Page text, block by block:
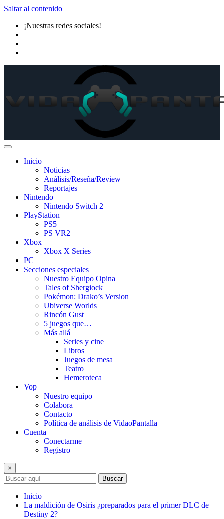
Saltar al contenido
¡Nuestras redes sociales!
Inicio
Noticias
Análisis/Reseña/Review
Reportajes
Nintendo
Nintendo Switch 2
PlayStation
PS5
PS VR2
Xbox
Xbox X Series
PC
Secciones especiales
Nuestro Equipo Opina
Tales of Shergiock
Pokémon: Drako’s Version
Ubiverse Worlds
Rincón Gust
5 juegos que…
Más allá
Series y cine
Libros
Juegos de mesa
Teatro
Hemeroteca
Vop
Nuestro equipo
Colabora
Contacto
Política de análisis de VidaoPantalla
Cuenta
Conectarme
Registro
×
Buscar
Inicio
La maldición de Osiris ¿preparados para el primer DLC de
Destiny 2?